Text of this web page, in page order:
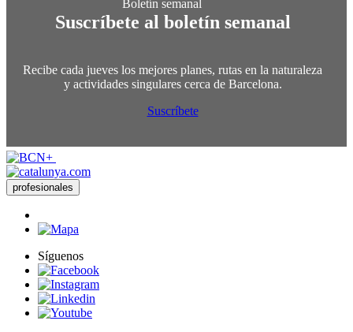
Suscríbete al boletín semanal
Recibe cada jueves los mejores planes, rutas en la naturaleza
y actividades singulares cerca de Barcelona.
Suscríbete
profesionales
Síguenos